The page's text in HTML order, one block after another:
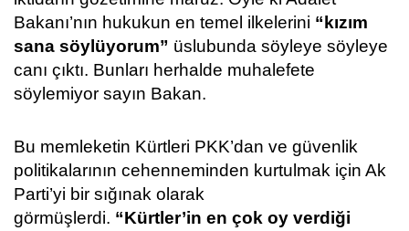
Bakanı’nın hukukun en temel ilkelerini “kızım
sana söylüyorum” üslubunda söyleye söyleye
canı çıktı. Bunları herhalde muhalefete
söylemiyor sayın Bakan.
Bu memleketin Kürtleri PKK’dan ve güvenlik
politikalarının cehenneminden kurtulmak için Ak
Parti’yi bir sığınak olarak
görmüşlerdi. “Kürtler’in en çok oy verdiği